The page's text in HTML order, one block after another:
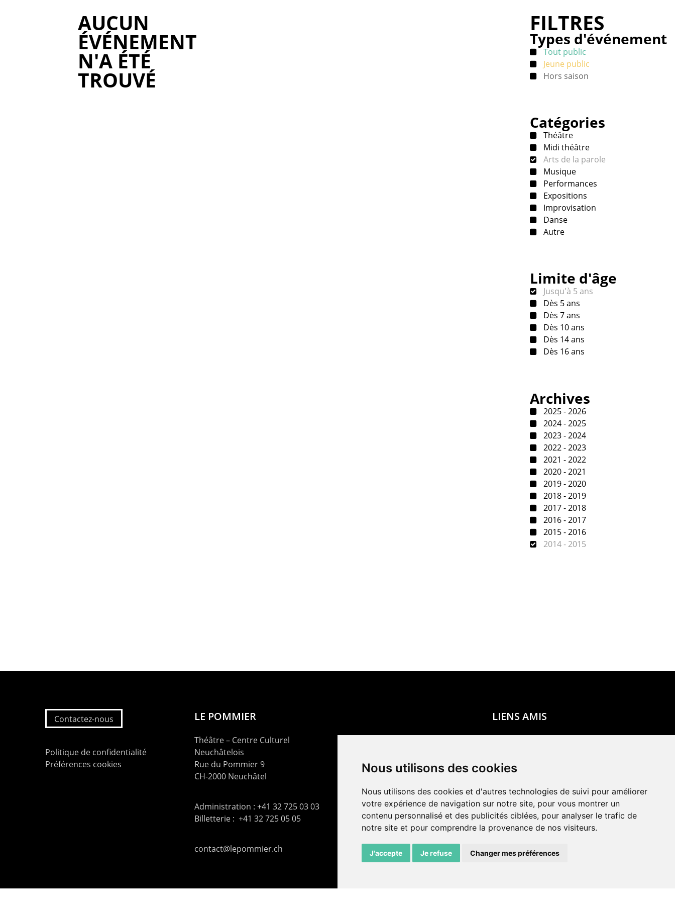
Nous utilisons des cookies
Nous utilisons des cookies et d'autres technologies de suivi pour améliorer
votre expérience de navigation sur notre site, pour vous montrer un
contenu personnalisé et des publicités ciblées, pour analyser le trafic de
notre site et pour comprendre la provenance de nos visiteurs.
J'accepte Je refuse Changer mes préférences
AUCUN
ÉVÉNEMENT
N'A ÉTÉ
TROUVÉ
FILTRES
Types d'événement
Tout public
Jeune public
Hors saison
Catégories
Théâtre
Midi théâtre
Arts de la parole
Musique
Performances
Expositions
Improvisation
Danse
Autre
Limite d'âge
Jusqu'à 5 ans
Dès 5 ans
Dès 7 ans
Dès 10 ans
Dès 14 ans
Dès 16 ans
Archives
2025 - 2026
2024 - 2025
2023 - 2024
2022 - 2023
2021 - 2022
2020 - 2021
2019 - 2020
2018 - 2019
2017 - 2018
2016 - 2017
2015 - 2016
2014 - 2015
Contactez-nous
Politique de confidentialité
Préférences cookies
LE POMMIER
Théâtre – Centre Culturel
Neuchâtelois
Rue du Pommier 9
CH-2000 Neuchâtel
Administration : +41 32 725 03 03
Billetterie : +41 32 725 05 05
contact@lepommier.ch
LIENS AMIS